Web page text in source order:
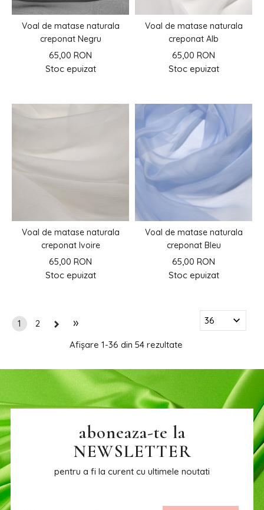
Voal de matase naturala
creponat Negru
65,00 RON
Stoc epuizat
Voal de matase naturala
creponat Alb
65,00 RON
Stoc epuizat
Voal de matase naturala
creponat Ivoire
65,00 RON
Stoc epuizat
Voal de matase naturala
creponat Bleu
65,00 RON
Stoc epuizat
1 2 »
Afișare 1-36 din 54 rezultate
aboneaza-te la
NEWSLETTER
pentru a fi la curent cu ultimele noutati